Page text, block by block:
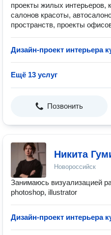
проекты жилых интерьеров,
салонов красоты,
пространств, проекты
Дизайн-проект интерьера
Ещё 13 услуг
Позвонить
Никита
Новороссийск
Занимаюсь визуализацией
photoshop, illustrator
Дизайн-проект интерьера